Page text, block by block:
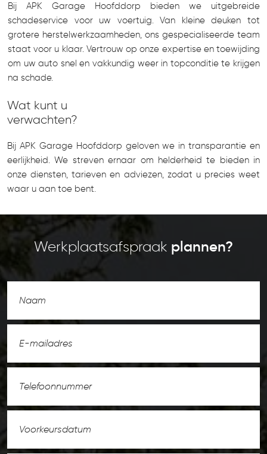
Bij APK Garage Hoofddorp bieden we uitgebreide
schadeservice voor uw voertuig. Van kleine deuken tot
grotere herstelwerkzaamheden, ons gespecialiseerde team
staat voor u klaar. Vertrouw op onze expertise en toewijding
om uw auto snel en vakkundig weer in topconditie te krijgen
na schade.
Wat kunt u
verwachten?
Bij APK Garage Hoofddorp geloven we in transparantie en
eerlijkheid. We streven ernaar om helderheid te bieden in
onze diensten, tarieven en adviezen, zodat u precies weet
waar u aan toe bent.
Werkplaatsafspraak plannen?